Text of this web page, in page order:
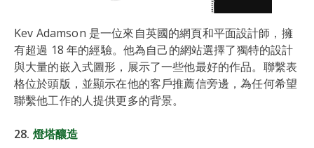
Kev Adamson 是一位來自英國的網頁和平面設計師，擁
有超過 18 年的經驗。他為自己的網站選擇了獨特的設計
與大量的嵌入式圖形，展示了一些他最好的作品。聯繫表
格位於頭版，並顯示在他的客戶推薦信旁邊，為任何希望
聯繫他工作的人提供更多的背景。
28. 燈塔釀造